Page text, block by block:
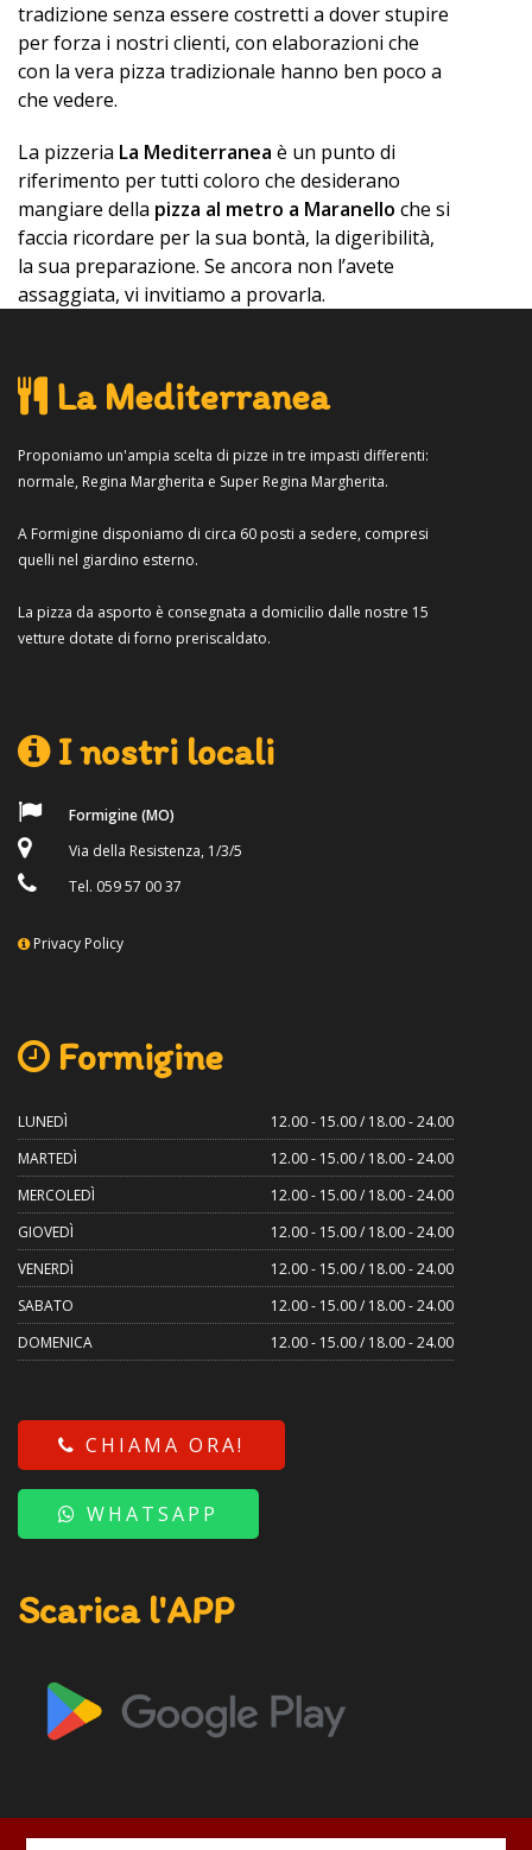
tradizione senza essere costretti a dover stupire
per forza i nostri clienti, con elaborazioni che
con la vera pizza tradizionale hanno ben poco a
che vedere.
La pizzeria La Mediterranea è un punto di
riferimento per tutti coloro che desiderano
mangiare della pizza al metro a Maranello che si
faccia ricordare per la sua bontà, la digeribilità,
la sua preparazione. Se ancora non l’avete
assaggiata, vi invitiamo a provarla.
La Mediterranea
Proponiamo un'ampia scelta di pizze in tre impasti differenti:
normale, Regina Margherita e Super Regina Margherita.
A Formigine disponiamo di circa 60 posti a sedere, compresi
quelli nel giardino esterno.
La pizza da asporto è consegnata a domicilio dalle nostre 15
vetture dotate di forno preriscaldato.
I nostri locali
Formigine (MO)
Via della Resistenza, 1/3/5
Tel. 059 57 00 37
Privacy Policy
Formigine
LUNEDÌ
12.00 - 15.00 / 18.00 - 24.00
MARTEDÌ
12.00 - 15.00 / 18.00 - 24.00
MERCOLEDÌ
12.00 - 15.00 / 18.00 - 24.00
GIOVEDÌ
12.00 - 15.00 / 18.00 - 24.00
VENERDÌ
12.00 - 15.00 / 18.00 - 24.00
SABATO
12.00 - 15.00 / 18.00 - 24.00
DOMENICA
12.00 - 15.00 / 18.00 - 24.00
CHIAMA ORA!
WHATSAPP
Scarica l'APP